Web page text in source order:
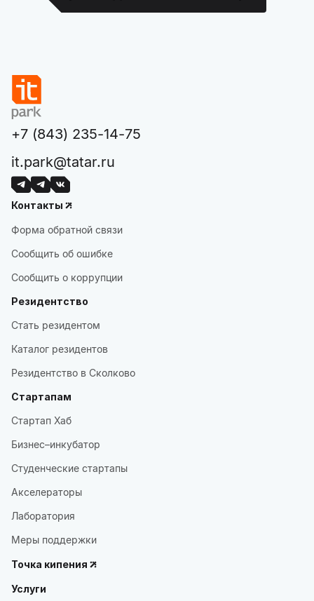
+7 (843) 235-14-75
it.park@tatar.ru
Контакты
Форма обратной связи
Сообщить об ошибке
Сообщить о коррупции
Резидентство
Стать резидентом
Каталог резидентов
Резидентство в Сколково
Стартапам
Стартап Хаб
Бизнес–инкубатор
Студенческие стартапы
Акселераторы
Лаборатория
Меры поддержки
Точка кипения
Услуги